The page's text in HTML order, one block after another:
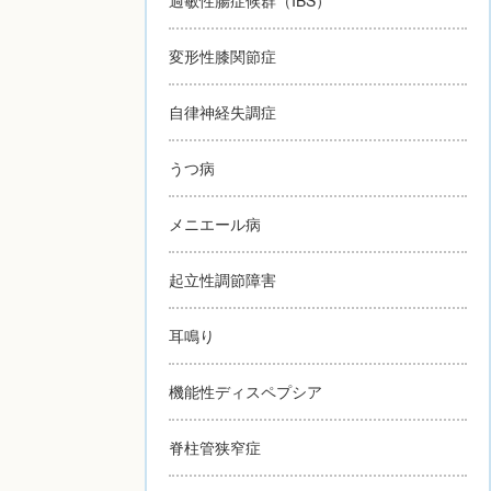
変形性膝関節症
自律神経失調症
うつ病
メニエール病
起立性調節障害
耳鳴り
機能性ディスペプシア
脊柱管狭窄症